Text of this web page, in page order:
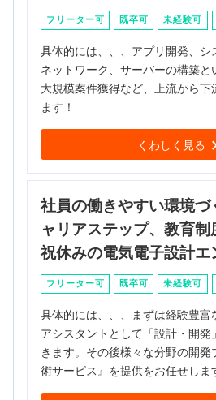
フリーター可 既卒可 未経験可
具体的には、、、アプリ開発、シ
ネットワーク、サーバーの構築と
大規模案件獲得など、上流から下
ます！
くわしく見る
社員の働きやすい環境づ
ャリアステップ、教育
祝休みの電気電子設計エ
フリーター可 既卒可 未経験可
具体的には、、、まずは経験豊富
アシスタントとして「設計・開発
きます。その後様々な分野の開
術サービス』を提供をお任せしま